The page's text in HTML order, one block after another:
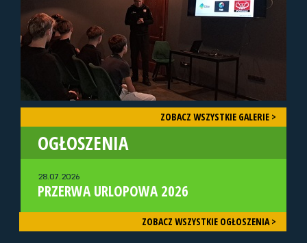
ZOBACZ WSZYSTKIE GALERIE >
OGŁOSZENIA
28.07.2026
PRZERWA URLOPOWA 2026
ZOBACZ WSZYSTKIE OGŁOSZENIA >